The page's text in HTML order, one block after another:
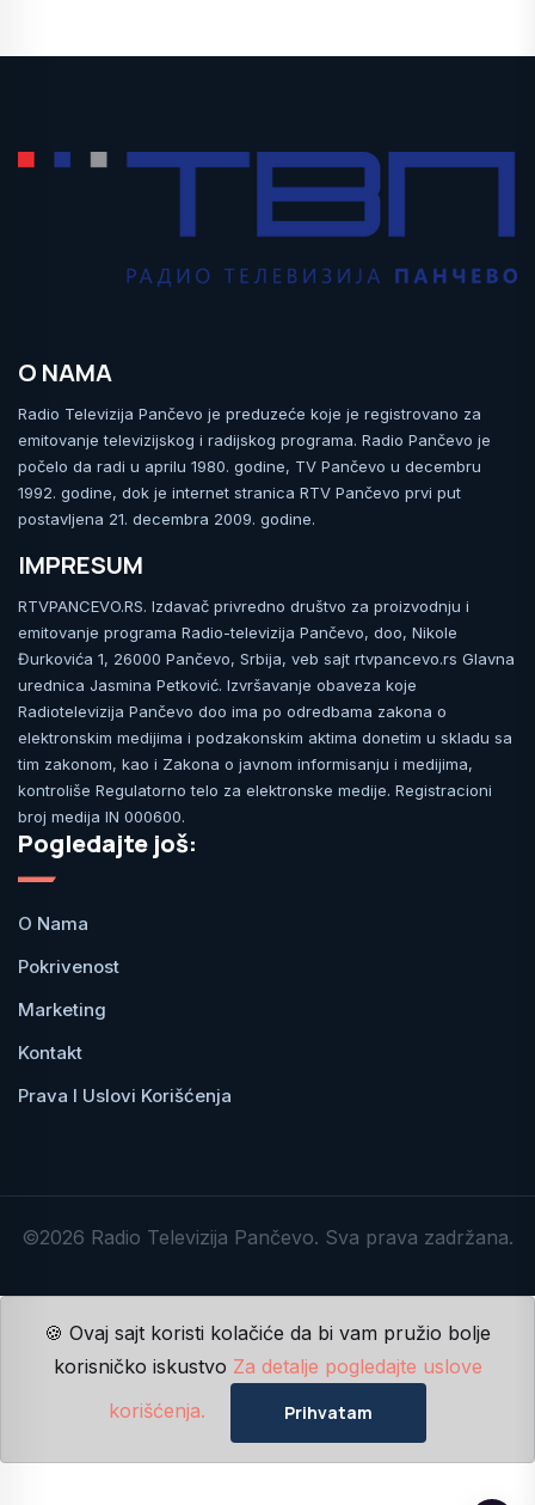
O NAMA
Radio Televizija Pančevo je preduzeće koje je registrovano za
emitovanje televizijskog i radijskog programa. Radio Pančevo je
počelo da radi u aprilu 1980. godine, TV Pančevo u decembru
1992. godine, dok je internet stranica RTV Pančevo prvi put
postavljena 21. decembra 2009. godine.
IMPRESUM
RTVPANCEVO.RS. Izdavač privredno društvo za proizvodnju i
emitovanje programa Radio-televizija Pančevo, doo, Nikole
Đurkovića 1, 26000 Pančevo, Srbija, veb sajt rtvpancevo.rs Glavna
urednica Jasmina Petković. Izvršavanje obaveza koje
Radiotelevizija Pančevo doo ima po odredbama zakona o
elektronskim medijima i podzakonskim aktima donetim u skladu sa
tim zakonom, kao i Zakona o javnom informisanju i medijima,
kontroliše Regulatorno telo za elektronske medije. Registracioni
broj medija IN 000600.
Pogledajte još:
O Nama
Pokrivenost
Marketing
Kontakt
Prava I Uslovi Korišćenja
©2026 Radio Televizija Pančevo. Sva prava zadržana.
🍪 Ovaj sajt koristi kolačiće da bi vam pružio bolje
korisničko iskustvo Za detalje pogledajte uslove
korišćenja.
Prihvatam